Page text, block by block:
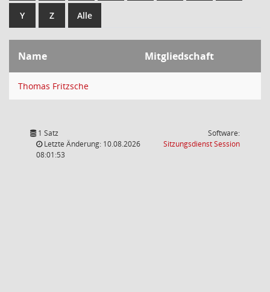
Y Z Alle
Name Mitgliedschaft
Thomas Fritzsche
1 Satz
Letzte Änderung: 10.08.2026
08:01:53
Software:
SitzungsdienstSession(Wird in